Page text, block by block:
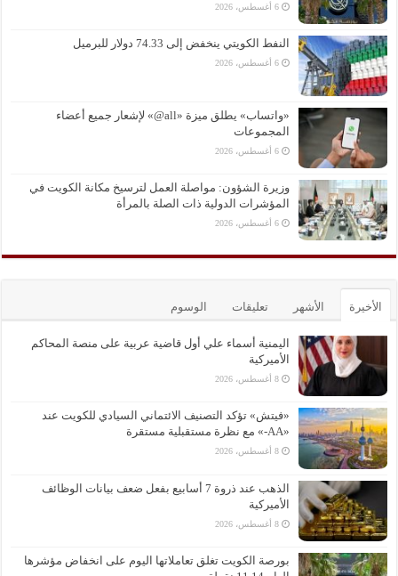
6 أغسطس، 2026
النفط الكويتي ينخفض إلى 74.33 دولار للبرميل
6 أغسطس، 2026
«واتساب» يطلق ميزة «all@» لإشعار جميع أعضاء
المجموعات
6 أغسطس، 2026
وزيرة الشؤون: مواصلة العمل لترسيخ مكانة الكويت في
المؤشرات الدولية ذات الصلة بالمرأة
6 أغسطس، 2026
الأخيرة الأشهر تعليقات الوسوم
اليمنية أسماء علي أول قاضية عربية على منصة المحاكم
الأميركية
8 أغسطس، 2026
«فيتش» تؤكد التصنيف الائتماني السيادي للكويت عند
«AA-» مع نظرة مستقبلية مستقرة
8 أغسطس، 2026
الذهب عند ذروة 7 أسابيع بفعل ضعف بيانات الوظائف
الأميركية
8 أغسطس، 2026
بورصة الكويت تغلق تعاملاتها اليوم على انخفاض مؤشرها